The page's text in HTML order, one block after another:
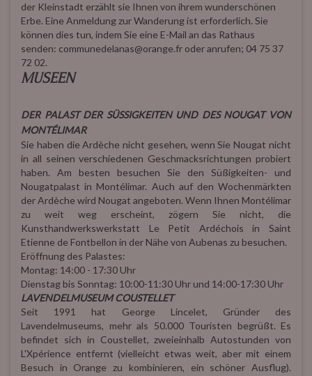
der Kleinstadt erzählt sie Ihnen von ihrem wunderschönen
Erbe. Eine Anmeldung zur Wanderung ist erforderlich. Sie
können dies tun, indem Sie eine E-Mail an das Rathaus
senden: communedelanas@orange.fr oder anrufen; 04 75 37
72 02.
MUSEEN
DER PALAST DER SÜSSIGKEITEN UND DES NOUGAT VON
MONTÉLIMAR
Sie haben die Ardèche nicht gesehen, wenn Sie Nougat nicht
in all seinen verschiedenen Geschmacksrichtungen probiert
haben. Am besten besuchen Sie den Süßigkeiten- und
Nougatpalast in Montélimar. Auch auf den Wochenmärkten
der Ardèche wird Nougat angeboten. Wenn Ihnen Montélimar
zu weit weg erscheint, zögern Sie nicht, die
Kunsthandwerkswerkstatt Le Petit Ardéchois in Saint
Etienne de Fontbellon in der Nähe von Aubenas zu besuchen.
Eröffnung des Palastes:
Montag: 14:00 - 17:30 Uhr
Dienstag bis Sonntag: 10:00-11:30 Uhr und 14:00-17:30 Uhr
LAVENDELMUSEUM COUSTELLET
Seit 1991 hat George Lincelet, Gründer des
Lavendelmuseums, mehr als 50.000 Touristen begrüßt. Es
befindet sich in Coustellet, zweieinhalb Autostunden von
L'Xpérience entfernt (vielleicht etwas weit, aber mit einem
Besuch in Orange zu kombinieren, ein schöner Ausflug).